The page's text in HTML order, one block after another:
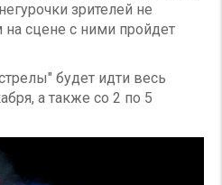
зрителей не
на сцене с ними пройдет
будет идти весь
а также со 2 по 5